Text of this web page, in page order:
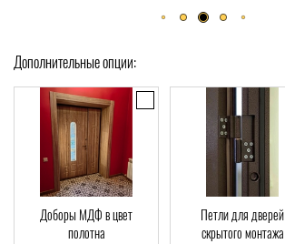
Дополнительные опции:
Доборы МДФ в цвет
полотна
Петли для дверей
скрытого монтажа